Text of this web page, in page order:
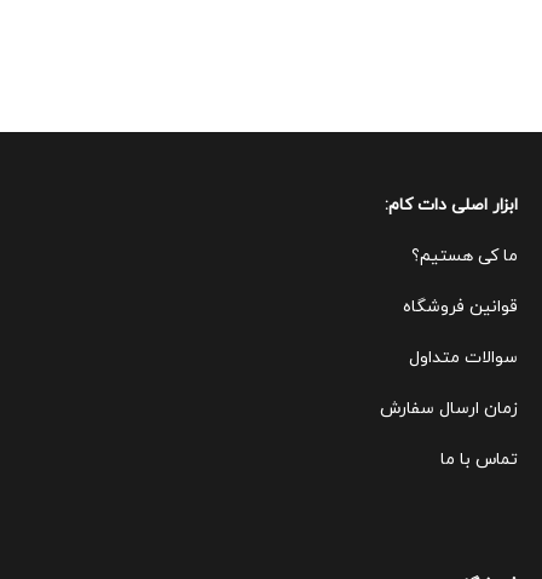
ابزار اصلی دات کام:
ما کی هستیم؟
قوانین فروشگاه
سوالات متداول
زمان ارسال سفارش
تماس با ما